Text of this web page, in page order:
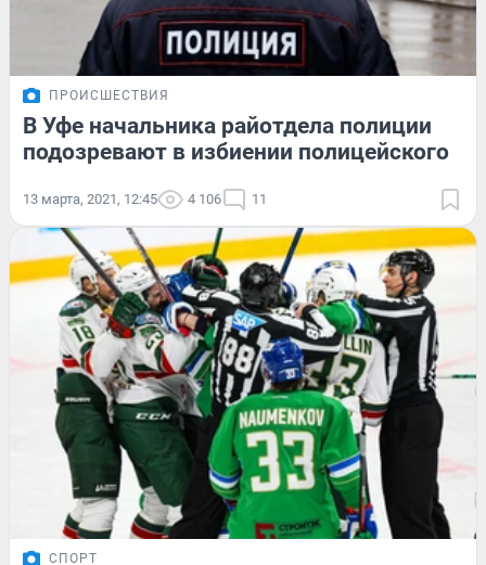
ПРОИСШЕСТВИЯ
В Уфе начальника райотдела полиции
подозревают в избиении полицейского
13 марта, 2021, 12:45 4 106 11
СПОРТ